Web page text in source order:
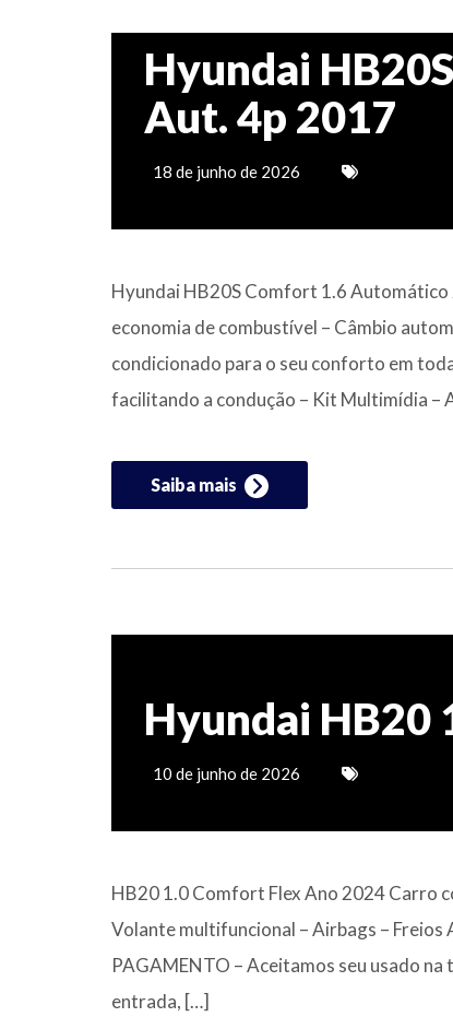
Hyundai
Aut. 4p 2017
18 de junho de 2026
Hyundai HB20S Comfort 1.6
economia de combustível – Câmbio
condicionado para o seu conforto em
facilitando a condução – Kit Multimídia –
Saiba mais
Hyundai HB20
10 de junho de 2026
HB20 1.0 Comfort Flex Ano 2024 Carro
Volante multifuncional – Airbags – Freios
PAGAMENTO – Aceitamos seu usado na
entrada, […]